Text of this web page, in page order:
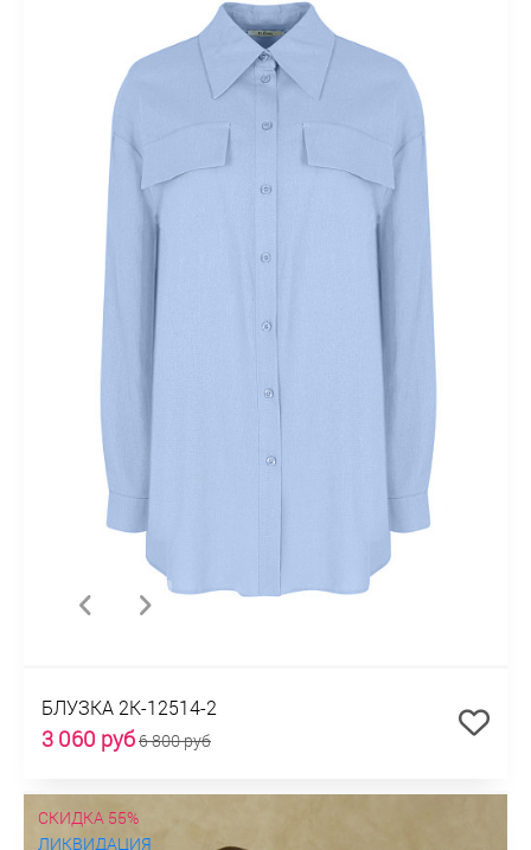
БЛУЗКА 2К-12514-2
3 060 руб6 800 руб
СКИДКА 55%
ЛИКВИДАЦИЯ